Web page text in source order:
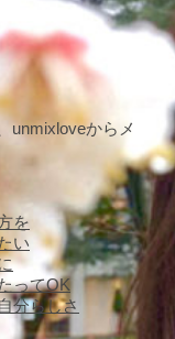
unmixloveからメ
を
い
ってOK
分らしさ